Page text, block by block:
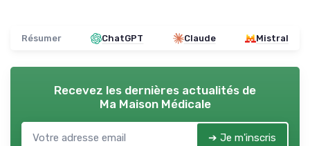
Résumer ChatGPT Claude Mistral
Recevez les dernières actualités de
Ma Maison Médicale
➔ Je m'inscris